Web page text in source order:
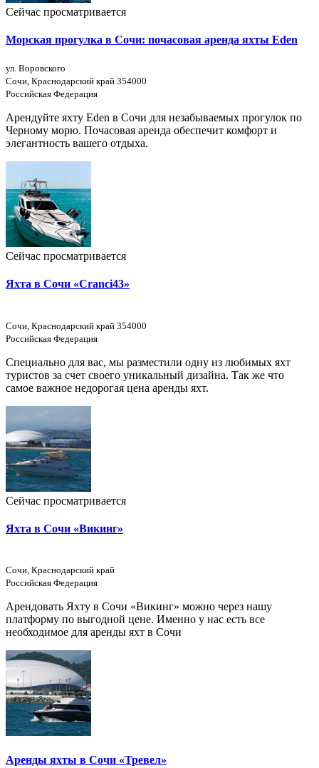
Сейчас просматривается
Морская прогулка в Сочи: почасовая аренда яхты Eden
ул. Воровского
Сочи, Краснодарский край 354000
Российская Федерация
Арендуйте яхту Eden в Сочи для незабываемых прогулок по
Черному морю. Почасовая аренда обеспечит комфорт и
элегантность вашего отдыха.
Сейчас просматривается
Яхта в Сочи «Cranci43»
Сочи, Краснодарский край 354000
Российская Федерация
Специально для вас, мы разместили одну из любимых яхт
туристов за счет своего уникальный дизайна. Так же что
самое важное недорогая цена аренды яхт.
Сейчас просматривается
Яхта в Сочи «Викинг»
Сочи, Краснодарский край
Российская Федерация
Арендовать Яхту в Сочи «Викинг» можно через нашу
платформу по выгодной цене. Именно у нас есть все
необходимое для аренды яхт в Сочи
Аренды яхты в Сочи «Тревел»